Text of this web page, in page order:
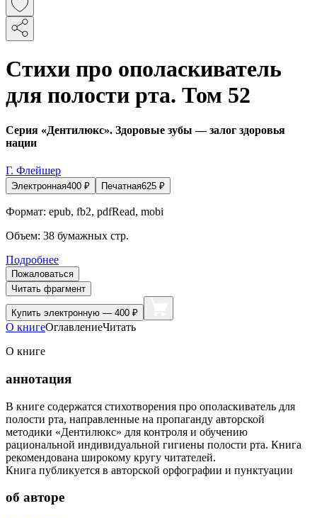
Стихи про ополаскиватель
для полости рта. Том 52
Серия «Дентилюкс». Здоровые зубы — залог здоровья
нации
Г. Флейшер
Электронная400 ₽ Печатная625 ₽
Формат: epub, fb2, pdfRead, mobi
Объем: 38 бумажных стр.
Подробнее
Пожаловаться
Читать фрагмент
Купить электронную — 400 ₽
О книгеОглавлениеЧитать
О книге
аннотация
В книге содержатся стихотворения про ополаскиватель для
полости рта, направленные на пропаганду авторской
методики «Дентилюкс» для контроля и обучению
рациональной индивидуальной гигиены полости рта. Книга
рекомендована широкому кругу читателей.
Книга публикуется в авторской орфографии и пунктуации
об авторе